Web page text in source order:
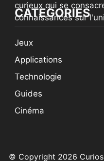
curieux qui se
connaissances sur
CATEGORIES
Jeux
Applications
Technologie
Guides
Cinéma
© Copyright 2026